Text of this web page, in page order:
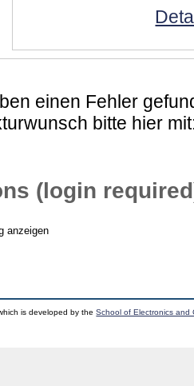
einen Fehler
bitte hier
(login
anzeigen
is developed by theSchool of Electronics and